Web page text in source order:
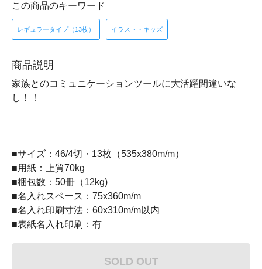
この商品のキーワード
レギュラータイプ（13枚） イラスト・キッズ
商品説明
家族とのコミュニケーションツールに大活躍間違いな
し！！
■サイズ：46/4切・13枚（535x380m/m）
■用紙：上質70kg
■梱包数：50冊（12kg)
■名入れスペース：75x360m/m
■名入れ印刷寸法：60x310m/m以内
■表紙名入れ印刷：有
SOLD OUT